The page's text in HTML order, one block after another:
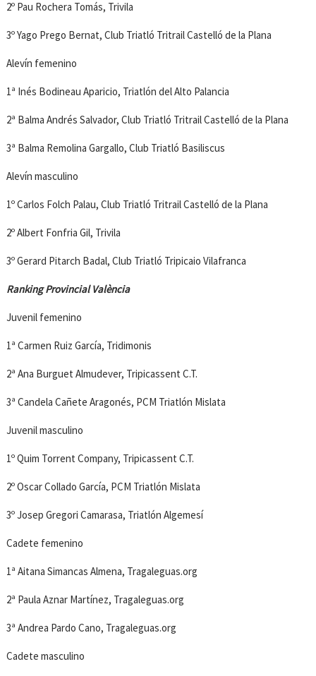
2º Pau Rochera Tomás, Trivila
3º Yago Prego Bernat, Club Triatló Tritrail Castelló de la Plana
Alevín femenino
1ª Inés Bodineau Aparicio, Triatlón del Alto Palancia
2ª Balma Andrés Salvador, Club Triatló Tritrail Castelló de la Plana
3ª Balma Remolina Gargallo, Club Triatló Basiliscus
Alevín masculino
1º Carlos Folch Palau, Club Triatló Tritrail Castelló de la Plana
2º Albert Fonfria Gil, Trivila
3º Gerard Pitarch Badal, Club Triatló Tripicaio Vilafranca
Ranking Provincial València
Juvenil femenino
1ª Carmen Ruiz García, Tridimonis
2ª Ana Burguet Almudever, Tripicassent C.T.
3ª Candela Cañete Aragonés, PCM Triatlón Mislata
Juvenil masculino
1º Quim Torrent Company, Tripicassent C.T.
2º Oscar Collado García, PCM Triatlón Mislata
3º Josep Gregori Camarasa, Triatlón Algemesí
Cadete femenino
1ª Aitana Simancas Almena, Tragaleguas.org
2ª Paula Aznar Martínez, Tragaleguas.org
3ª Andrea Pardo Cano, Tragaleguas.org
Cadete masculino